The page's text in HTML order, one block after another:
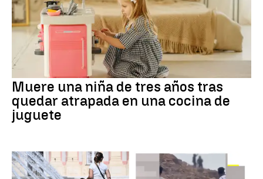
Muere una niña de tres años tras
quedar atrapada en una cocina de
juguete